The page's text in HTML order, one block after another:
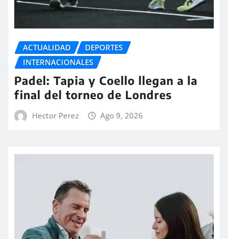
ACTUALIDAD
DEPORTES
INTERNACIONALES
Padel: Tapia y Coello llegan a la
final del torneo de Londres
Hector Perez Ago 9, 2026